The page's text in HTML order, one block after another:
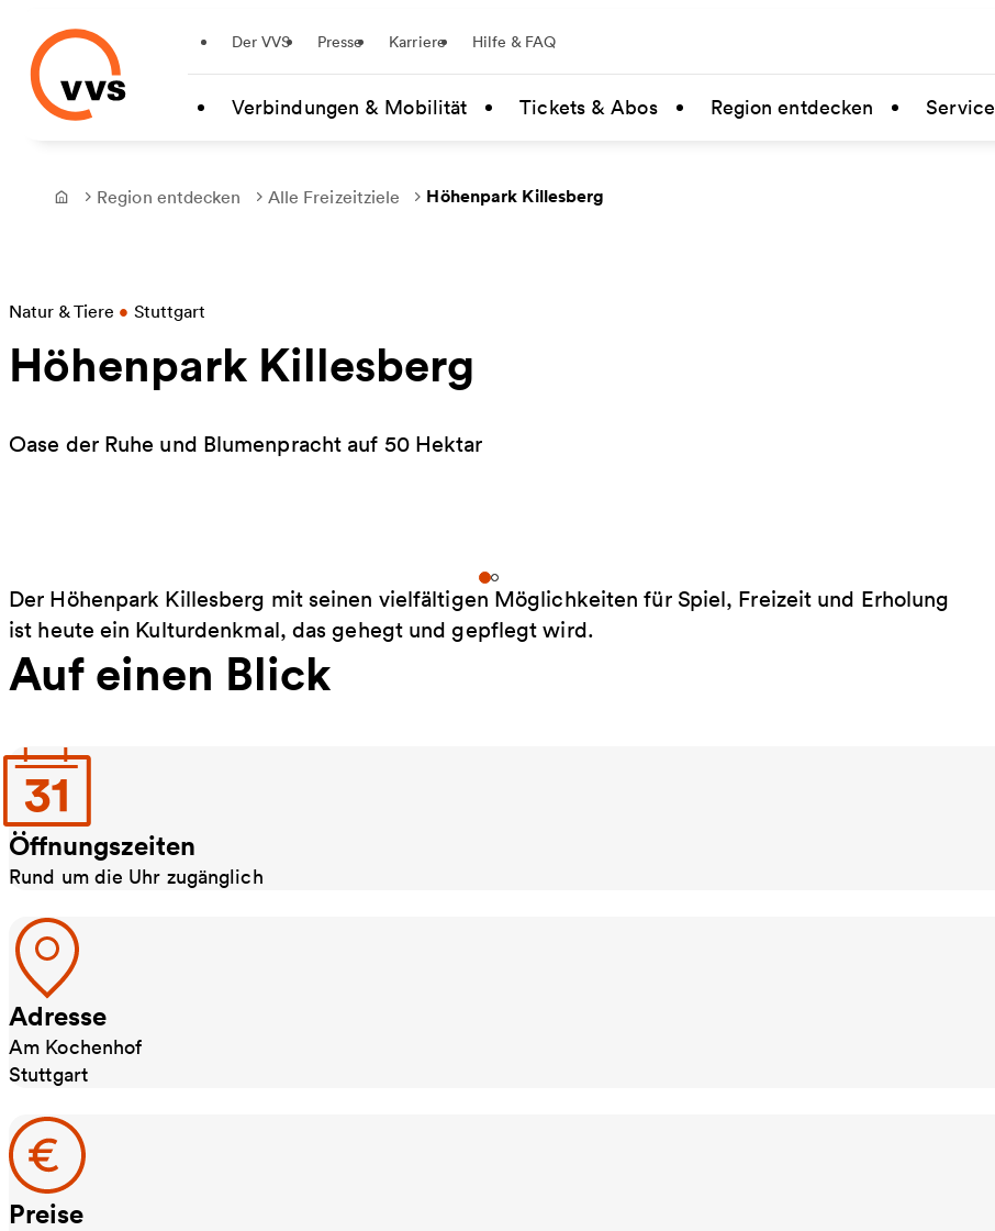
Zum Hauptinhalt springen
Der VVS Presse Karriere Hilfe & FAQ
Verbindungen & Mobilität Tickets & Abos Region entdecken Service
Frontpage
Region entdecken Alle Freizeitziele Höhenpark Killesberg
Natur & Tiere • Stuttgart
Höhenpark Killesberg
Oase der Ruhe und Blumenpracht auf 50 Hektar
Der Höhenpark Killesberg mit seinen vielfältigen Möglichkeiten für Spiel, Freizeit und Erholung
ist heute ein Kulturdenkmal, das gehegt und gepflegt wird.
Auf einen Blick
Öffnungszeiten
Rund um die Uhr zugänglich
Adresse
Am Kochenhof
Stuttgart
Preise